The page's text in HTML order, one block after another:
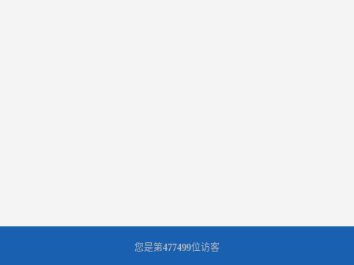
您是第477499位访客